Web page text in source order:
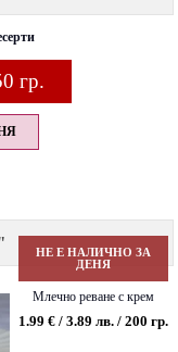
гр.
НЕ Е НАЛИЧНО ЗА
ДЕНЯ
Млечно реване с крем
Рафаело
1.99 € / 3.89 лв. / 200 гр.